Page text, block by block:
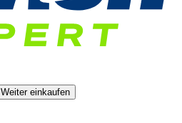
Weiter einkaufen